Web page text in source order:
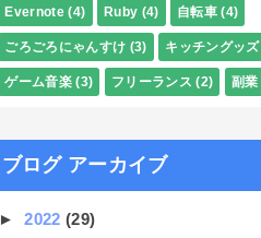
Evernote (4) Ruby (4) 自転車 (4)
ごろごろにゃんすけ (3) キッチングッズ
ゲーム音楽 (3) フリーランス (2) 副業
ブログ アーカイブ
►2022(29)